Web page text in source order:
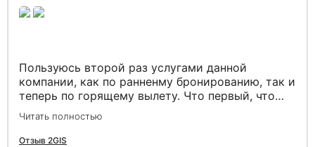
Пользуюсь второй раз услугами данной
компании, как по ранненму бронированию, так и
теперь по горящему вылету. Что первый, что
второй раз путёвки подобраны под наши
индивидуальные запросы идеально. Работаем с
менеджером Анной Макеевой, всегда на связи,
Читать полностью
Отзыв 2GIS